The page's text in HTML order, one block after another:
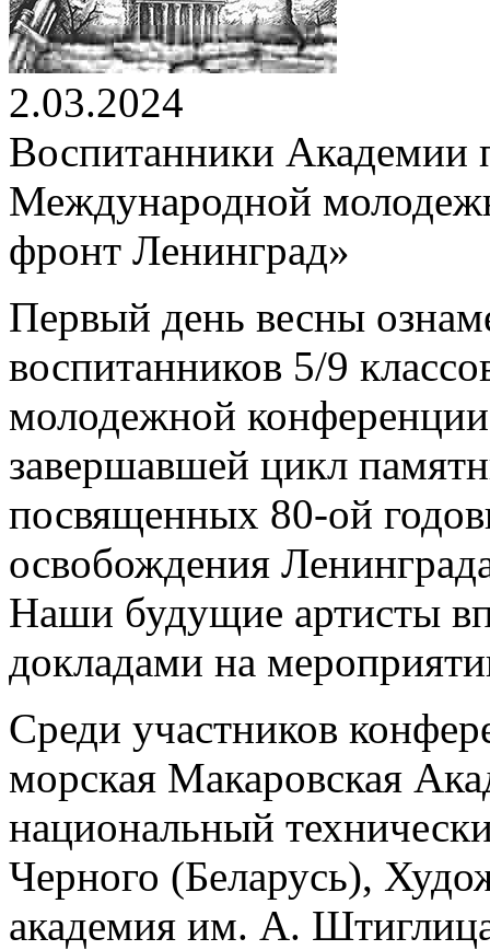
2.03.2024
Воспитанники Академии
Международной
фронт Ленинград»
Первый день весны
воспитанников 5/9
молодежной
завершавшей цикл
посвященных 80-ой
освобождения
Наши будущие артисты
докладами на
Среди участников
морская Макаровская
национальный
Черного (Беларусь),
академия им. А.